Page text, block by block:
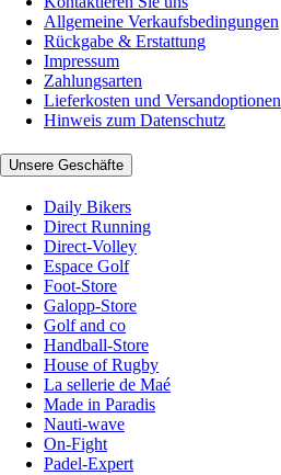
Allgemeine Verkaufsbedingungen
Rückgabe & Erstattung
Impressum
Zahlungsarten
Lieferkosten und Versandoptionen
Hinweis zum Datenschutz
Unsere Geschäfte
Daily Bikers
Direct Running
Direct-Volley
Espace Golf
Foot-Store
Galopp-Store
Golf and co
Handball-Store
House of Rugby
La sellerie de Maé
Made in Paradis
Nauti-wave
On-Fight
Padel-Expert